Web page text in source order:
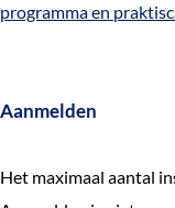
programma en
Aanmelden
Het maximaal aantal